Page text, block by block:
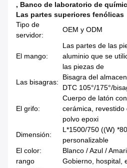
, Banco de laboratorio de
Las partes superiores fenólicas
Tipo de
servidor:
OEM y ODM
El mango:
Las partes de las
aluminio que se
las piezas de
Las bisagras:
Bisagra del
DTC 105°/175°/
El grifo:
Cuerpo de latón
cerámica,
polvo epoxi
Dimensión:
L*1500/750 ((W)
personalizable
El color:
Blanco / Azul /
rango
Gobierno, hospital,